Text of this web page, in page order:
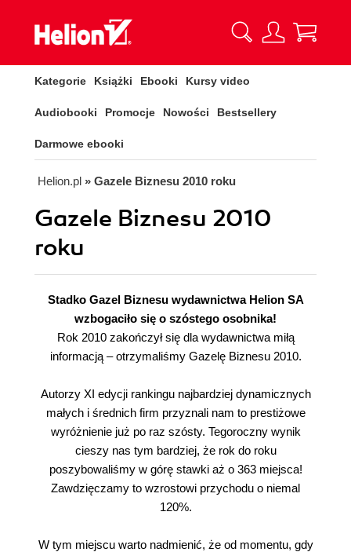
Kategorie Książki Ebooki Kursy video
Audiobooki Promocje Nowości Bestsellery
Darmowe ebooki
Helion.pl » Gazele Biznesu 2010 roku
Gazele Biznesu 2010
roku
Stadko Gazel Biznesu wydawnictwa Helion SA
wzbogaciło się o szóstego osobnika!
Rok 2010 zakończył się dla wydawnictwa miłą
informacją – otrzymaliśmy Gazelę Biznesu 2010.
Autorzy XI edycji rankingu najbardziej dynamicznych
małych i średnich firm przyznali nam to prestiżowe
wyróżnienie już po raz szósty. Tegoroczny wynik
cieszy nas tym bardziej, że rok do roku
poszybowaliśmy w górę stawki aż o 363 miejsca!
Zawdzięczamy to wzrostowi przychodu o niemal
120%.
W tym miejscu warto nadmienić, że od momentu, gdy